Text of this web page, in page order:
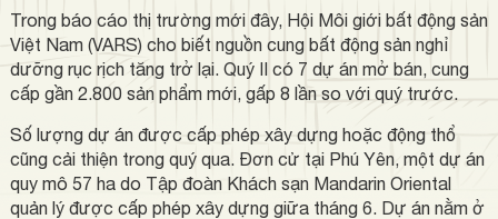
Trong báo cáo thị trường mới đây, Hội Môi giới bất động sản
Việt Nam (VARS) cho biết nguồn cung bất động sản nghỉ
dưỡng rục rịch tăng trở lại. Quý II có 7 dự án mở bán, cung
cấp gần 2.800 sản phẩm mới, gấp 8 lần so với quý trước.
Số lượng dự án được cấp phép xây dựng hoặc động thổ
cũng cải thiện trong quý qua. Đơn cử tại Phú Yên, một dự án
quy mô 57 ha do Tập đoàn Khách sạn Mandarin Oriental
quản lý được cấp phép xây dựng giữa tháng 6. Dự án nằm ở